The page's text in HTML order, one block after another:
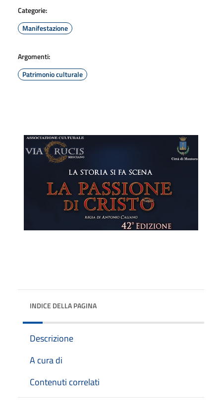
Categorie:
Manifestazione
Argomenti:
Patrimonio culturale
INDICE DELLA PAGINA
Descrizione
A cura di
Contenuti correlati